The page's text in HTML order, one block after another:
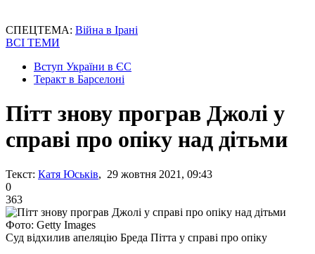
СПЕЦТЕМА: Війна в Ірані
ВСІ ТЕМИ
Вступ України в ЄС
Теракт в Барселоні
Пітт знову програв Джолі у
справі про опіку над дітьми
Текст: Катя Юськів, 29 жовтня 2021, 09:43
0
363
Фото: Getty Images
Суд відхилив апеляцію Бреда Пітта у справі про опіку